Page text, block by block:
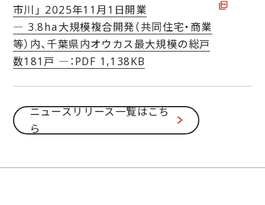
市川」 2025年11月1日開業
― 3.8ha大規模複合開発（共同住宅・商業
等）内、千葉県内オウカス最大規模の総戸
数181戸 ―：PDF 1,138KB
ニュースリリース一覧はこち
ら